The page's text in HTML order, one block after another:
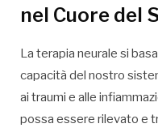
nel Cuore del
La terapia neurale si
capacità del nostro
ai traumi e alle
possa essere rilevato e